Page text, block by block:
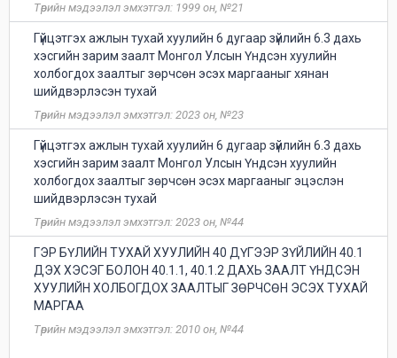
Төрийн мэдээлэл эмхэтгэл: 1999 он, №21
Гүйцэтгэх ажлын тухай хуулийн 6 дугаар зүйлийн 6.3 дахь
хэсгийн зарим заалт Монгол Улсын Үндсэн хуулийн
холбогдох заалтыг зөрчсөн эсэх маргааныг хянан
шийдвэрлэсэн тухай
Төрийн мэдээлэл эмхэтгэл: 2023 он, №23
Гүйцэтгэх ажлын тухай хуулийн 6 дугаар зүйлийн 6.3 дахь
хэсгийн зарим заалт Монгол Улсын Үндсэн хуулийн
холбогдох заалтыг зөрчсөн эсэх маргааныг эцэслэн
шийдвэрлэсэн тухай
Төрийн мэдээлэл эмхэтгэл: 2023 он, №44
ГЭР БҮЛИЙН ТУХАЙ ХУУЛИЙН 40 ДҮГЭЭР ЗҮЙЛИЙН 40.1
ДЭХ ХЭСЭГ БОЛОН 40.1.1, 40.1.2 ДАХЬ ЗААЛТ ҮНДСЭН
ХУУЛИЙН ХОЛБОГДОХ ЗААЛТЫГ ЗӨРЧСӨН ЭСЭХ ТУХАЙ
МАРГАА
Төрийн мэдээлэл эмхэтгэл: 2010 он, №44